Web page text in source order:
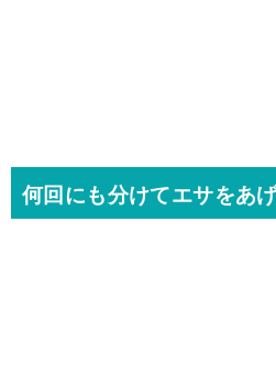
何回にも分けてエサをあ